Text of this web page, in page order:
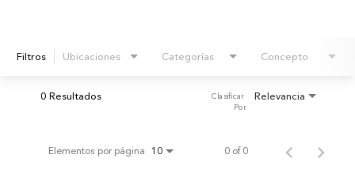
Filtros Ubicaciones Categorías Concepto
0 Resultados Relevancia
Clasificar
Por
Elementos por página 10 0 of 0